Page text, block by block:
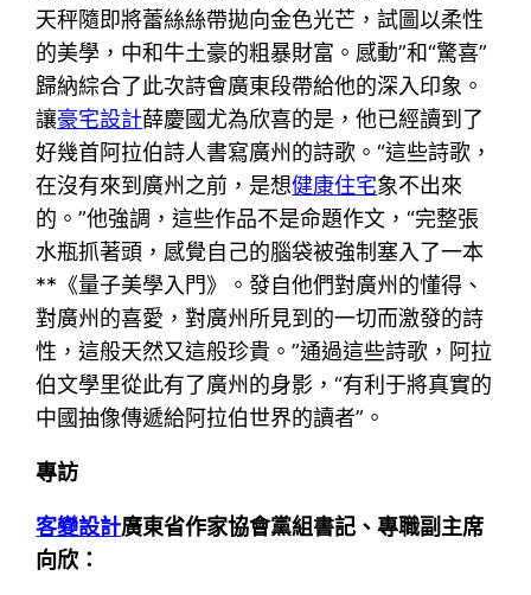
天秤隨即將蕾絲絲帶拋向金色光芒，試圖以柔性
的美學，中和牛土豪的粗暴財富。感動”和“驚喜”
歸納綜合了此次詩會廣東段帶給他的深入印象。
讓豪宅設計薛慶國尤為欣喜的是，他已經讀到了
好幾首阿拉伯詩人書寫廣州的詩歌。“這些詩歌，
在沒有來到廣州之前，是想健康住宅象不出來
的。”他強調，這些作品不是命題作文，“完整張
水瓶抓著頭，感覺自己的腦袋被強制塞入了一本
**《量子美學入門》。發自他們對廣州的懂得、
對廣州的喜愛，對廣州所見到的一切而激發的詩
性，這般天然又這般珍貴。”通過這些詩歌，阿拉
伯文學里從此有了廣州的身影，“有利于將真實的
中國抽像傳遞給阿拉伯世界的讀者”。
專訪
客變設計廣東省作家協會黨組書記、專職副主席
向欣：